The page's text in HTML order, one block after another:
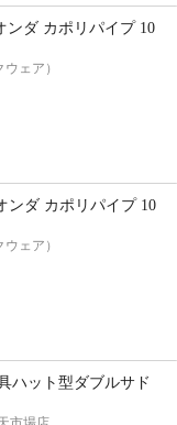
ンダ カポリパイプ 10
ェア）
ンダ カポリパイプ 10
ェア）
ハット型ダブルサド